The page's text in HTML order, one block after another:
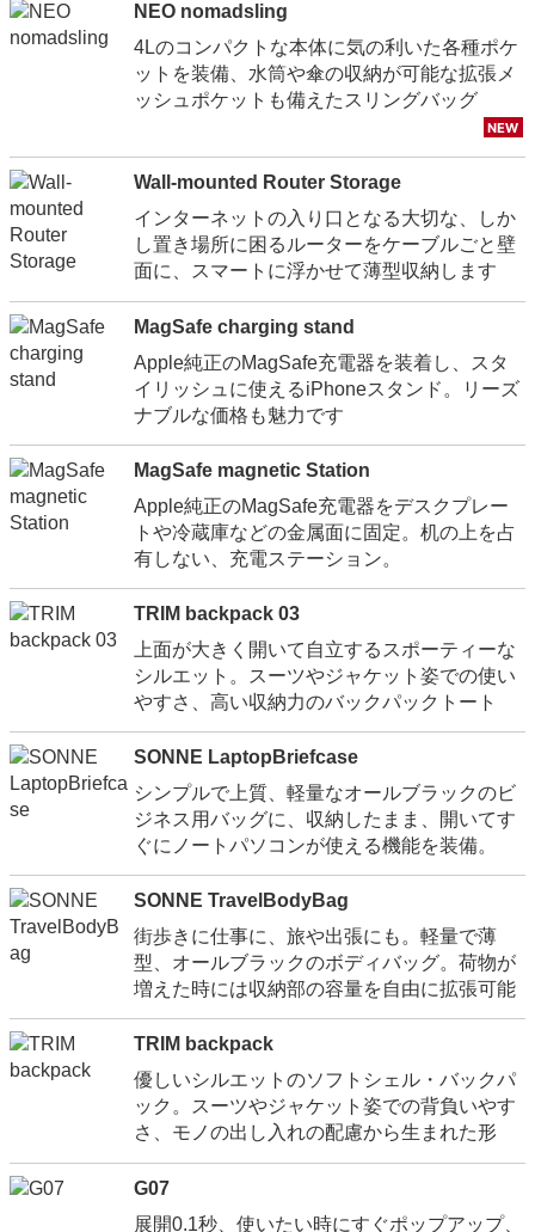
NEO nomadsling
4Lのコンパクトな本体に気の利いた各種ポケ
ットを装備、水筒や傘の収納が可能な拡張メ
ッシュポケットも備えたスリングバッグ
Wall-mounted Router Storage
インターネットの入り口となる大切な、しか
し置き場所に困るルーターをケーブルごと壁
面に、スマートに浮かせて薄型収納します
MagSafe charging stand
Apple純正のMagSafe充電器を装着し、スタ
イリッシュに使えるiPhoneスタンド。リーズ
ナブルな価格も魅力です
MagSafe magnetic Station
Apple純正のMagSafe充電器をデスクプレー
トや冷蔵庫などの金属面に固定。机の上を占
有しない、充電ステーション。
TRIM backpack 03
上面が大きく開いて自立するスポーティーな
シルエット。スーツやジャケット姿での使い
やすさ、高い収納力のバックパックトート
SONNE LaptopBriefcase
シンプルで上質、軽量なオールブラックのビ
ジネス用バッグに、収納したまま、開いてす
ぐにノートパソコンが使える機能を装備。
SONNE TravelBodyBag
街歩きに仕事に、旅や出張にも。軽量で薄
型、オールブラックのボディバッグ。荷物が
増えた時には収納部の容量を自由に拡張可能
TRIM backpack
優しいシルエットのソフトシェル・バックパ
ック。スーツやジャケット姿での背負いやす
さ、モノの出し入れの配慮から生まれた形
G07
展開0.1秒、使いたい時にすぐポップアップ、